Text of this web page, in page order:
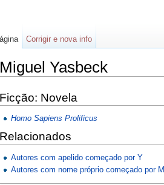
Miguel Yasbeck
Ficção: Novela
Homo Sapiens Prolificus
Relacionados
Autores com apelido começado por Y
Autores com nome próprio começado por
Corrigir e nova info